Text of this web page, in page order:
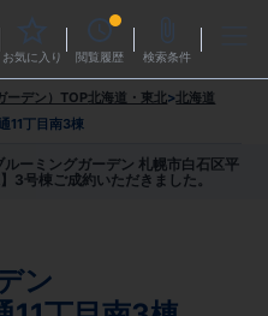
お気に入り 閲覧履歴 検索条件
ーデン）TOP北海道・東北>北海道
11丁目南3棟
ルーミングガーデン 札幌市白石区平
3号棟ご成約いただきました。
ン